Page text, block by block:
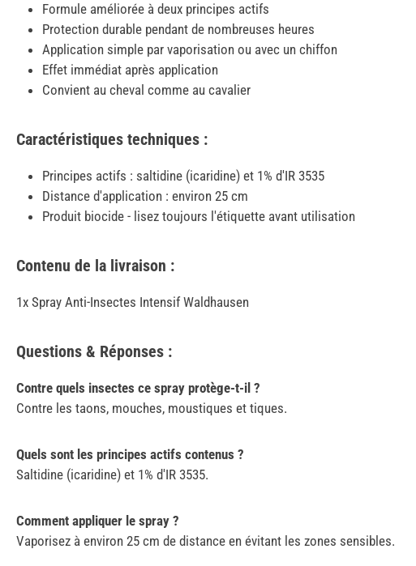
Formule améliorée à deux principes actifs
Protection durable pendant de nombreuses heures
Application simple par vaporisation ou avec un chiffon
Effet immédiat après application
Convient au cheval comme au cavalier
Caractéristiques techniques :
Principes actifs : saltidine (icaridine) et 1% d'IR 3535
Distance d'application : environ 25 cm
Produit biocide - lisez toujours l'étiquette avant utilisation
Contenu de la livraison :
1x Spray Anti-Insectes Intensif Waldhausen
Questions & Réponses :
Contre quels insectes ce spray protège-t-il ?
Contre les taons, mouches, moustiques et tiques.
Quels sont les principes actifs contenus ?
Saltidine (icaridine) et 1% d'IR 3535.
Comment appliquer le spray ?
Vaporisez à environ 25 cm de distance en évitant les zones sensibles.